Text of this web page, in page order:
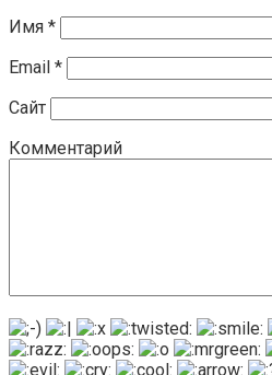
Имя *
Email *
Сайт
Комментарий